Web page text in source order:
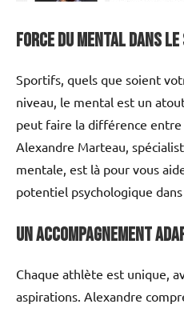
force du mental dans
Sportifs, quels que soient
niveau, le mental est un
peut faire la différence
Alexandre Marteau,
mentale, est là pour vous
potentiel psychologique
Un accompagnement
Chaque athlète est unique,
aspirations. Alexandre